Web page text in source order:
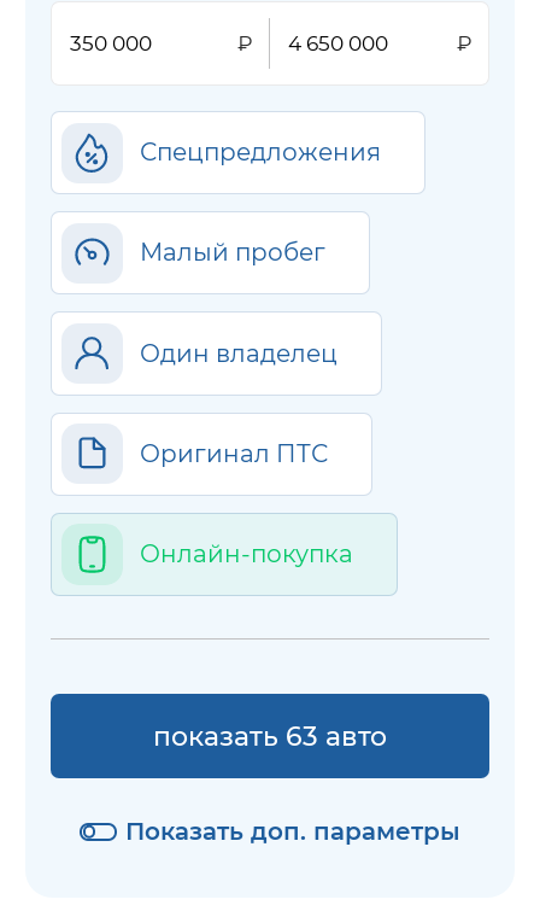
Спецпредложения
Малый пробег
Один владелец
Оригинал ПТС
Онлайн-покупка
Показать доп. параметры
показать 63 авто